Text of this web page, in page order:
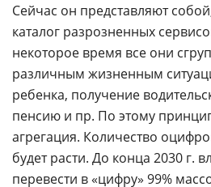
Сейчас он представляют
каталог разрозненных
некоторое время все они
различным жизненным
ребенка, получение
пенсию и пр. По этому
агрегация. Количество
будет расти. До конца 2030 г.
перевести в «цифру» 99%